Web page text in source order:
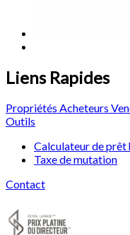
Liens Rapides
Propriétés Acheteurs
Outils
Calculateur de
Taxe de mutation
Contact